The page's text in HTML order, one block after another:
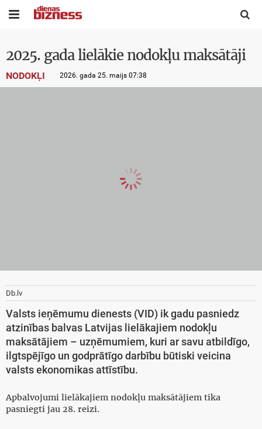
 
2025. gada lielākie nodokļu maksātāji
NODOKĻI 2026. gada 25. maijs 07:38
Db.lv
Valsts ieņēmumu dienests (VID) ik gadu pasniedz
atzinības balvas Latvijas lielākajiem nodokļu
maksātājiem – uzņēmumiem, kuri ar savu atbildīgo,
ilgtspējīgo un godprātīgo darbību būtiski veicina
valsts ekonomikas attīstību.
Apbalvojumi lielākajiem nodokļu maksātājiem tika
pasniegti jau 28. reizi.